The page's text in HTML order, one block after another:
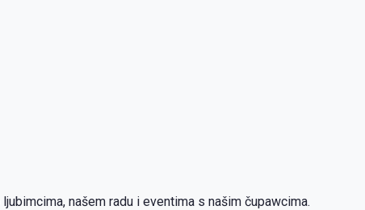
našem radu i eventima s našim čupawcima.